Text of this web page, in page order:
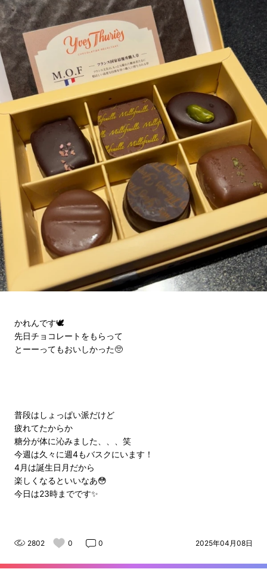
かれんです🕊️
先日チョコレートをもらって
とーーってもおいしかった🥺
普段はしょっぱい派だけど
疲れてたからか
糖分が体に沁みました、、、笑
今週は久々に週4もバスクにいます！
4月は誕生日月だから
楽しくなるといいなあ😳
今日は23時までです✨
2802 0 0 2025年04月08日